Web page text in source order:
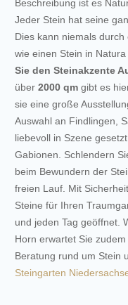
Beschreibung ist es
Jeder Stein hat seine
Dies kann niemals
wie einen Stein in
Sie den Steinakzente
über 2000 qm gibt es
sie eine große
Auswahl an Findlingen,
liebevoll in Szene
Gabionen. Schlendern
beim Bewundern der
freien Lauf. Mit
Steine für Ihren
und jeden Tag geöffnet.
Horn erwartet Sie
Beratung rund um Stein
Steingarten